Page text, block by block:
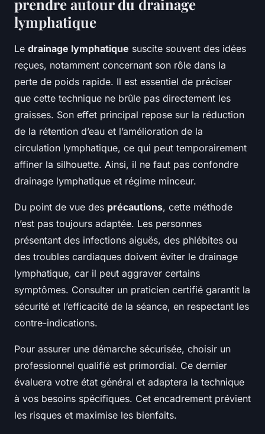
prendre autour du drainage
lymphatique
Le drainage lymphatique suscite souvent des idées
reçues, notamment concernant son rôle dans la
perte de poids rapide. Il est essentiel de préciser
que cette technique ne brûle pas directement les
graisses. Son effet principal repose sur la réduction
de la rétention d’eau et l’amélioration de la
circulation lymphatique, ce qui peut temporairement
affiner la silhouette. Ainsi, il ne faut pas confondre
drainage lymphatique et régime minceur.
Du point de vue des précautions, cette méthode
n’est pas toujours adaptée. Les personnes
présentant des infections aiguës, des phlébites ou
des troubles cardiaques doivent éviter le drainage
lymphatique, car il peut aggraver certains
symptômes. Consulter un praticien certifié garantit la
sécurité et l’efficacité de la séance, en respectant les
contre-indications.
Pour assurer une démarche sécurisée, choisir un
professionnel qualifié est primordial. Ce dernier
évaluera votre état général et adaptera la technique
à vos besoins spécifiques. Cet encadrement prévient
les risques et maximise les bienfaits.